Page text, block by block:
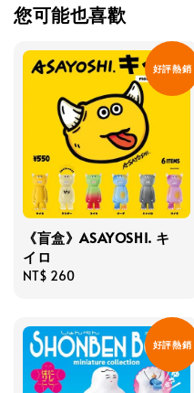
您可能也喜歡
好評熱銷
《盲盒》ASAYOSHI. キ
イロ
Regular
NT$ 260
好評熱銷